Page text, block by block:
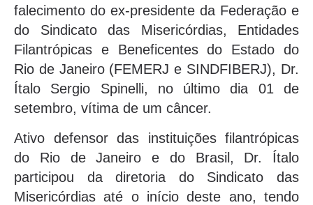
falecimento do ex-presidente da Federação e
do Sindicato das Misericórdias, Entidades
Filantrópicas e Beneficentes do Estado do
Rio de Janeiro (FEMERJ e SINDFIBERJ), Dr.
Ítalo Sergio Spinelli, no último dia 01 de
setembro, vítima de um câncer.
Ativo defensor das instituições filantrópicas
do Rio de Janeiro e do Brasil, Dr. Ítalo
participou da diretoria do Sindicato das
Misericórdias até o início deste ano, tendo